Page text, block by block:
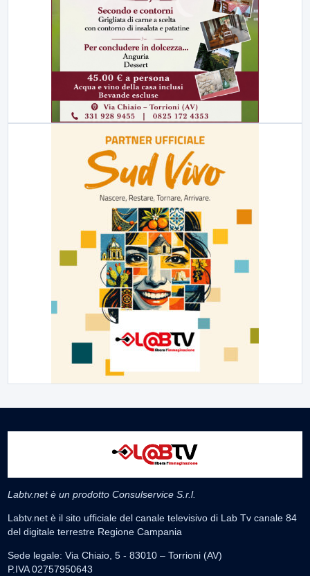
Labtv.net è un prodotto Consulservice S.r.l.
Labtv.net è il sito ufficiale del canale televisivo di Lab Tv canale 84
del digitale terrestre Regione Campania
Sede legale: Via Chiaio, 5 - 83010 – Torrioni (AV)
P.IVA 02757950643